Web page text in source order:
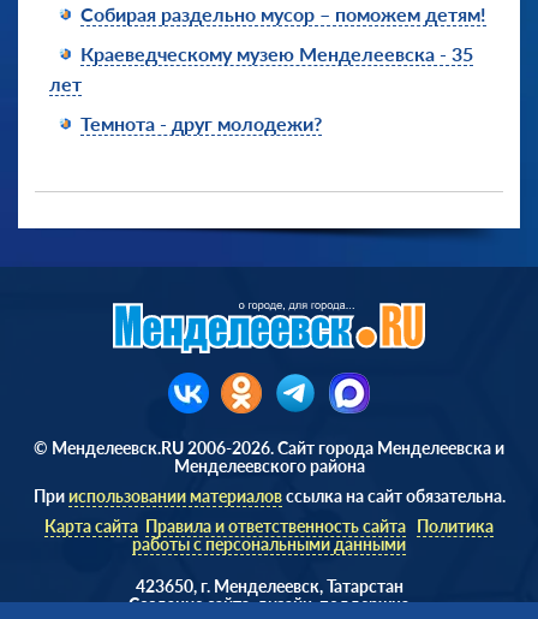
Собирая раздельно мусор – поможем детям!
Краеведческому музею Менделеевска - 35
лет
Темнота - друг молодежи?
© Менделеевск.RU 2006-2026. Сайт города Менделеевска и
Менделеевского района
Прииспользовании материаловссылка на сайт обязательна.
Карта сайта Правила и ответственность сайта Политика
работы с персональными данными
423650, г. Менделеевск, Татарстан
Cоздание сайта, дизайн, поддержка